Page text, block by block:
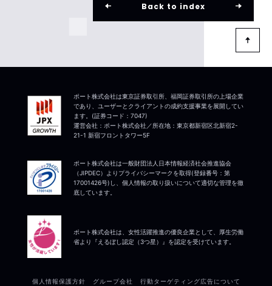
Back to index
ポート株式会社は一般財団法人日本情報経済社会推進協会
（JIPDEC）よりプライバシーマークを取得(登録番号：第
17001426号)し、個人情報の取り扱いについて適切な管理を徹
底しています。
ポート株式会社は東京証券取引所、福岡証券取引所の上場企業
であり、ユーザーとクライアントの成約支援事業を展開してい
ます。(証券コード：7047)
運営会社：ポート株式会社／所在地：東京都新宿区北新宿2-
21-1 新宿フロントタワー5F
ポート株式会社は、女性活躍推進の優良企業として、厚生労働
省より『えるぼし認定（3つ星）』を認定を受けています。
個人情報保護方針 グループ会社 行動ターゲティング広告について